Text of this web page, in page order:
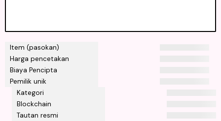
Item (pasokan)
Harga pencetakan
Biaya Pencipta
Pemilik unik
Kategori
Blockchain
Tautan resmi